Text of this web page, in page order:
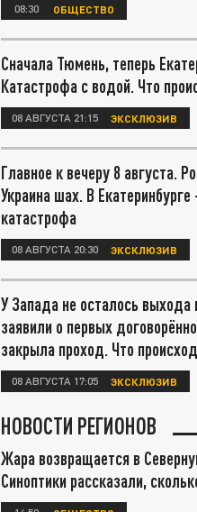
08:30 ОБЩЕСТВО
Сначала Тюмень, теперь
Катастрофа с водой. Что
08 АВГУСТА 21:15 ЭКСКЛЮЗИВ
Главное к вечеру 8 августа.
Украина шах. В
катастрофа
08 АВГУСТА 20:30 ЭКСКЛЮЗИВ
У Запада не осталось
заявили о первых
закрыла проход. Что
08 АВГУСТА 17:05 ЭКСКЛЮЗИВ
НОВОСТИ РЕГИОНОВ
Жара возвращается в
Синоптики рассказали,